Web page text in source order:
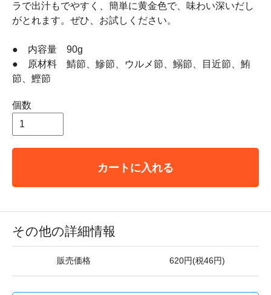
ラで出汁もでやすく、簡単に黄金色で、味わい深いだし
がとれます。ぜひ、お試しください。
● 内容量 90g
● 原材料 鯖節、鰺節、ウルメ節、鰯節、目近節、鮪
節、鰹節
個数
カートに入れる
その他の詳細情報
販売価格 620円(税46円)